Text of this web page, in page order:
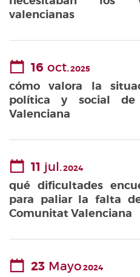
valencianas
16 oct.2025
cómo valora la
política y social de
Valenciana
11 jul.2024
qué dificultades
para paliar la falta
Comunitat Valenciana
23 Mayo2024